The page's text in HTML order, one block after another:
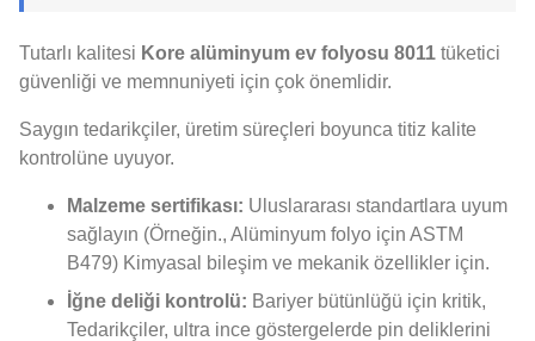
Tutarlı kalitesi Kore alüminyum ev folyosu 8011 tüketici
güvenliği ve memnuniyeti için çok önemlidir.
Saygın tedarikçiler, üretim süreçleri boyunca titiz kalite
kontrolüne uyuyor.
Malzeme sertifikası: Uluslararası standartlara uyum
sağlayın (Örneğin., Alüminyum folyo için ASTM
B479) Kimyasal bileşim ve mekanik özellikler için.
İğne deliği kontrolü: Bariyer bütünlüğü için kritik,
Tedarikçiler, ultra ince göstergelerde pin deliklerini